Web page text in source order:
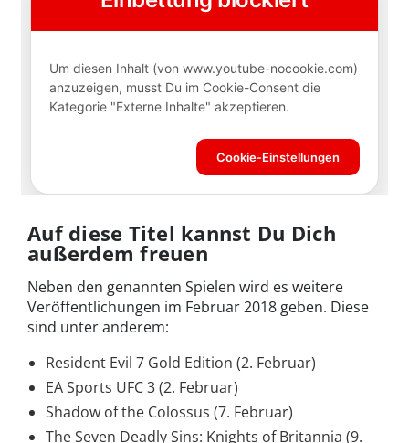
Auf diese Titel kannst Du Dich
außerdem freuen
Neben den genannten Spielen wird es weitere
Veröffentlichungen im Februar 2018 geben. Diese
sind unter anderem:
Resident Evil 7 Gold Edition (2. Februar)
EA Sports UFC 3 (2. Februar)
Shadow of the Colossus (7. Februar)
The Seven Deadly Sins: Knights of Britannia (9.